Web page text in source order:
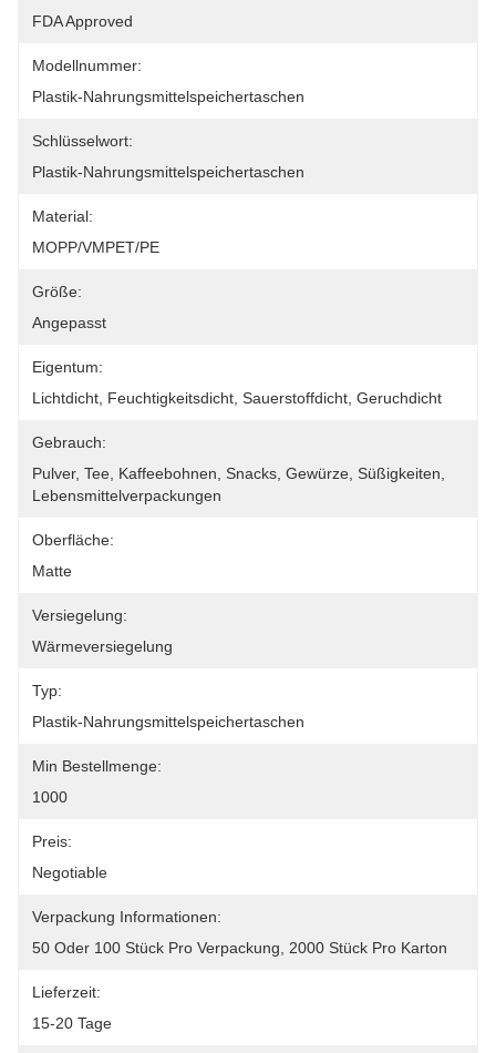
FDA Approved
Modellnummer:
Plastik-Nahrungsmittelspeichertaschen
Schlüsselwort:
Plastik-Nahrungsmittelspeichertaschen
Material:
MOPP/VMPET/PE
Größe:
Angepasst
Eigentum:
Lichtdicht, Feuchtigkeitsdicht, Sauerstoffdicht, Geruchdicht
Gebrauch:
Pulver, Tee, Kaffeebohnen, Snacks, Gewürze, Süßigkeiten,
Lebensmittelverpackungen
Oberfläche:
Matte
Versiegelung:
Wärmeversiegelung
Typ:
Plastik-Nahrungsmittelspeichertaschen
Min Bestellmenge:
1000
Preis:
Negotiable
Verpackung Informationen:
50 Oder 100 Stück Pro Verpackung, 2000 Stück Pro Karton
Lieferzeit:
15-20 Tage